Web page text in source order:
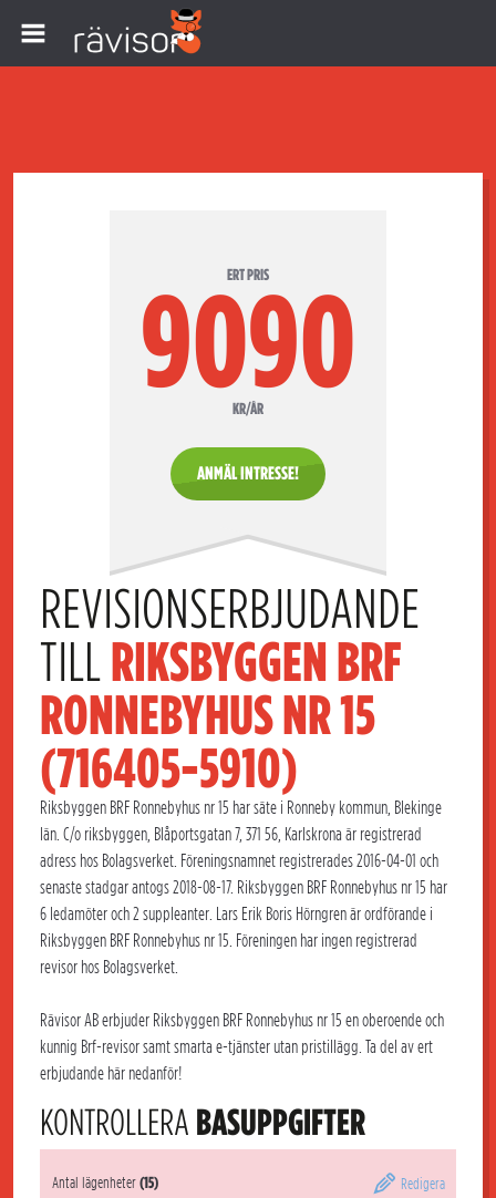
ERT PRIS
9090
KR/ÅR
ANMÄL INTRESSE!
REVISIONSERBJUDANDE
TILL RIKSBYGGEN BRF
RONNEBYHUS NR 15
(716405-5910)
Riksbyggen BRF Ronnebyhus nr 15 har säte i Ronneby kommun, Blekinge
län. C/o riksbyggen, Blåportsgatan 7, 371 56, Karlskrona är registrerad
adress hos Bolagsverket. Föreningsnamnet registrerades 2016-04-01 och
senaste stadgar antogs 2018-08-17. Riksbyggen BRF Ronnebyhus nr 15 har
6 ledamöter och 2 suppleanter. Lars Erik Boris Hörngren är ordförande i
Riksbyggen BRF Ronnebyhus nr 15. Föreningen har ingen registrerad
revisor hos Bolagsverket.
Rävisor AB erbjuder Riksbyggen BRF Ronnebyhus nr 15 en oberoende och
kunnig Brf-revisor samt smarta e-tjänster utan pristillägg. Ta del av ert
erbjudande här nedanför!
KONTROLLERA BASUPPGIFTER
Antal lägenheter(15) Redigera